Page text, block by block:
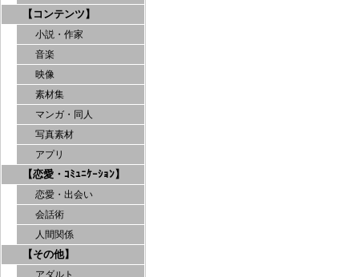
【コンテンツ】
小説・作家
音楽
映像
素材集
マンガ・同人
写真素材
アプリ
【恋愛・ｺﾐｭﾆｹｰｼｮﾝ】
恋愛・出会い
会話術
人間関係
【その他】
アダルト